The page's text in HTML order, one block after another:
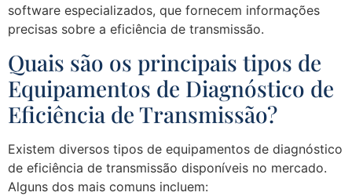
software especializados, que fornecem informações
precisas sobre a eficiência de transmissão.
Quais são os principais tipos de
Equipamentos de Diagnóstico de
Eficiência de Transmissão?
Existem diversos tipos de equipamentos de diagnóstico
de eficiência de transmissão disponíveis no mercado.
Alguns dos mais comuns incluem: